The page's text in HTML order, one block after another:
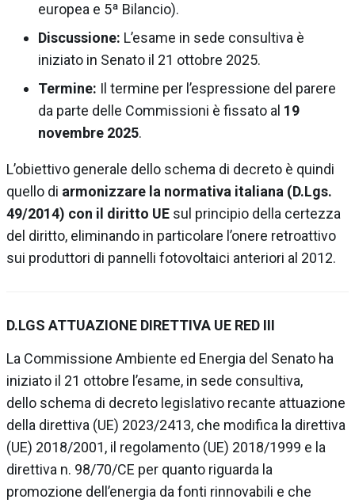
europea e 5ª Bilancio).
Discussione: L’esame in sede consultiva è
iniziato in Senato il 21 ottobre 2025.
Termine: Il termine per l’espressione del parere
da parte delle Commissioni è fissato al 19
novembre 2025.
L’obiettivo generale dello schema di decreto è quindi
quello di armonizzare la normativa italiana (D.Lgs.
49/2014) con il diritto UE sul principio della certezza
del diritto, eliminando in particolare l’onere retroattivo
sui produttori di pannelli fotovoltaici anteriori al 2012.
D.LGS ATTUAZIONE DIRETTIVA UE RED III
La Commissione Ambiente ed Energia del Senato ha
iniziato il 21 ottobre l’esame, in sede consultiva,
dello schema di decreto legislativo recante attuazione
della direttiva (UE) 2023/2413, che modifica la direttiva
(UE) 2018/2001, il regolamento (UE) 2018/1999 e la
direttiva n. 98/70/CE per quanto riguarda la
promozione dell’energia da fonti rinnovabili e che